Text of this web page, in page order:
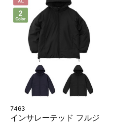
7463
インサレーテッド フルジ